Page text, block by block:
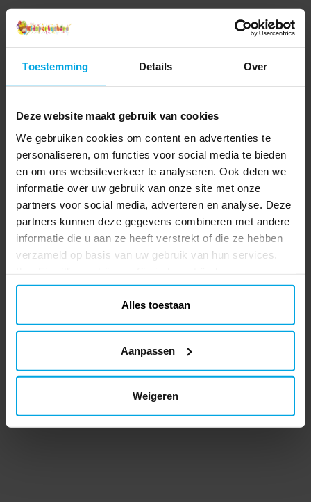
Toestemming Details Over
Deze website maakt gebruik van cookies
We gebruiken cookies om content en advertenties te
personaliseren, om functies voor social media te bieden
en om ons websiteverkeer te analyseren. Ook delen we
informatie over uw gebruik van onze site met onze
partners voor social media, adverteren en analyse. Deze
partners kunnen deze gegevens combineren met andere
informatie die u aan ze heeft verstrekt of die ze hebben
verzameld op basis van uw gebruik van hun services.
Alles toestaan
Aanpassen
Weigeren